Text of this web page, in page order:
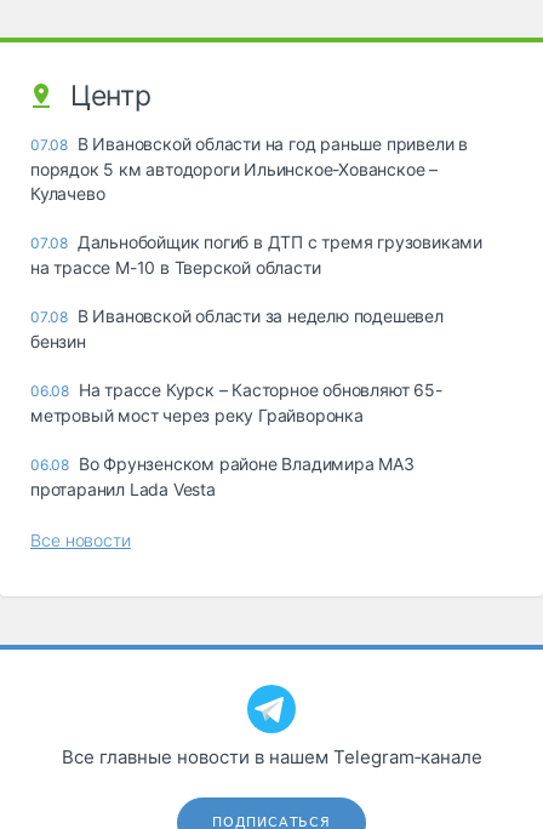
Центр
07.08 В Ивановской области на год раньше привели в
порядок 5 км автодороги Ильинское-Хованское –
Кулачево
07.08 Дальнобойщик погиб в ДТП с тремя грузовиками
на трассе М-10 в Тверской области
07.08 В Ивановской области за неделю подешевел
бензин
06.08 На трассе Курск – Касторное обновляют 65-
метровый мост через реку Грайворонка
06.08 Во Фрунзенском районе Владимира МАЗ
протаранил Lada Vesta
Все новости
Все главные новости в нашем Telegram‑канале
ПОДПИСАТЬСЯ